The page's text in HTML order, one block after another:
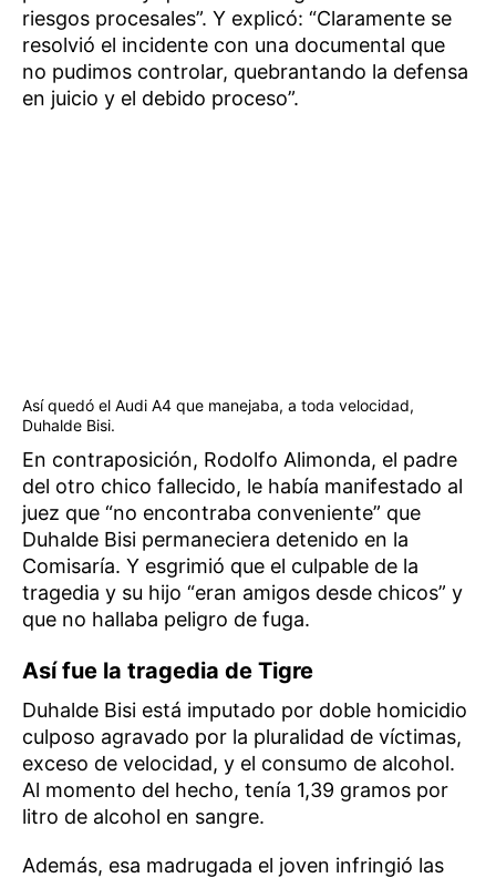
riesgos procesales”. Y explicó: “Claramente se
resolvió el incidente con una documental que
no pudimos controlar, quebrantando la defensa
en juicio y el debido proceso”.
Así quedó el Audi A4 que manejaba, a toda velocidad,
Duhalde Bisi.
En contraposición, Rodolfo Alimonda, el padre
del otro chico fallecido, le había manifestado al
juez que “no encontraba conveniente” que
Duhalde Bisi permaneciera detenido en la
Comisaría. Y esgrimió que el culpable de la
tragedia y su hijo “eran amigos desde chicos” y
que no hallaba peligro de fuga.
Así fue la tragedia de Tigre
Duhalde Bisi está imputado por doble homicidio
culposo agravado por la pluralidad de víctimas,
exceso de velocidad, y el consumo de alcohol.
Al momento del hecho, tenía 1,39 gramos por
litro de alcohol en sangre.
Además, esa madrugada el joven infringió las